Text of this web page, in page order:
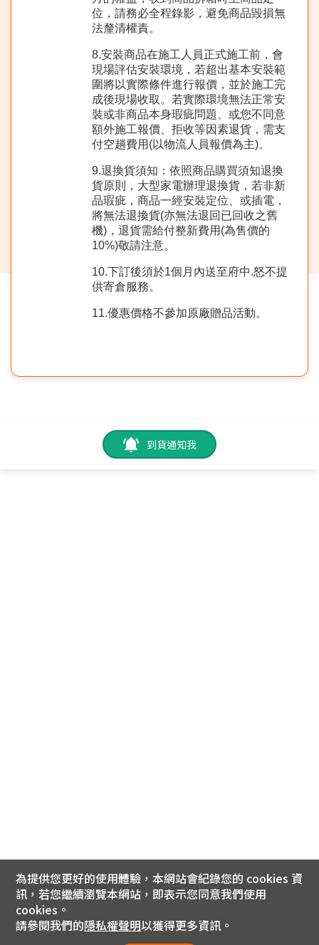
位，請務必全程錄影，避免商品毀損無
法釐清權責。
8.安裝商品在施工人員正式施工前，會
現場評估安裝環境，若超出基本安裝範
圍將以實際條件進行報價，並於施工完
成後現場收取。若實際環境無法正常安
裝或非商品本身瑕疵問題、或您不同意
額外施工報價、拒收等因素退貨，需支
付空趟費用(以物流人員報價為主)。
9.退換貨須知：依照商品購買須知退換
貨原則，大型家電辦理退換貨，若非新
品瑕疵，商品一經安裝定位、或插電，
將無法退換貨(亦無法退回已回收之舊
機)，退貨需給付整新費用(為售價的
10%)敬請注意。
10.下訂後須於1個月內送至府中.怒不提
供寄倉服務。
11.優惠價格不參加原廠贈品活動。
到貨通知我
為提供您更好的使用體驗，本網站會紀錄您的 cookies 資
訊，若您繼續瀏覽本網站，即表示您同意我們使用
cookies。
請參閱我們的隱私權聲明以獲得更多資訊。